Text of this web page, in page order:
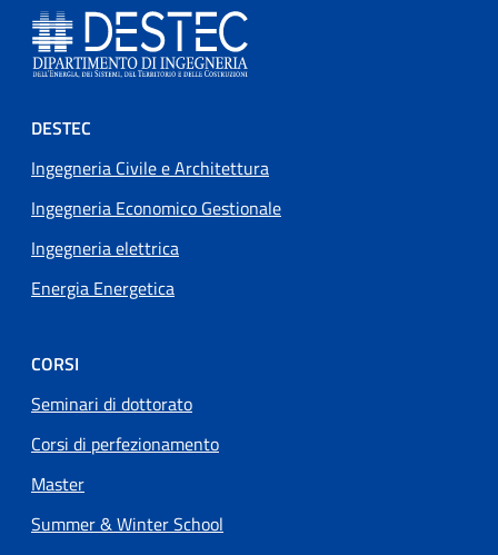
Footer menu
DESTEC
Ingegneria Civile e Architettura
Ingegneria Economico Gestionale
Ingegneria elettrica
Energia Energetica
CORSI
Seminari di dottorato
Corsi di perfezionamento
Master
Summer & Winter School